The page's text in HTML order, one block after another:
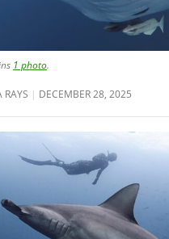
1 photo.
RAYS DECEMBER 28, 2025